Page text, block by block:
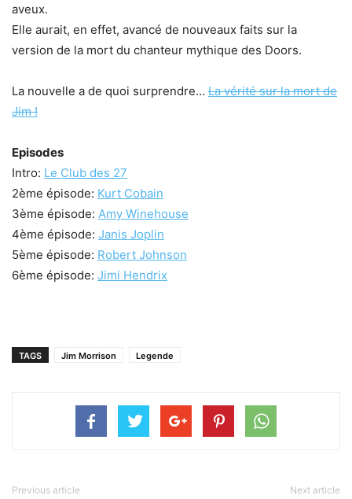
aveux.
Elle aurait, en effet, avancé de nouveaux faits sur la
version de la mort du chanteur mythique des Doors.
La nouvelle a de quoi surprendre… La vérité sur la mort de
Jim !
Episodes
Intro: Le Club des 27
2ème épisode: Kurt Cobain
3ème épisode: Amy Winehouse
4ème épisode: Janis Joplin
5ème épisode: Robert Johnson
6ème épisode: Jimi Hendrix
TAGS Jim Morrison Legende
Previous article Next article